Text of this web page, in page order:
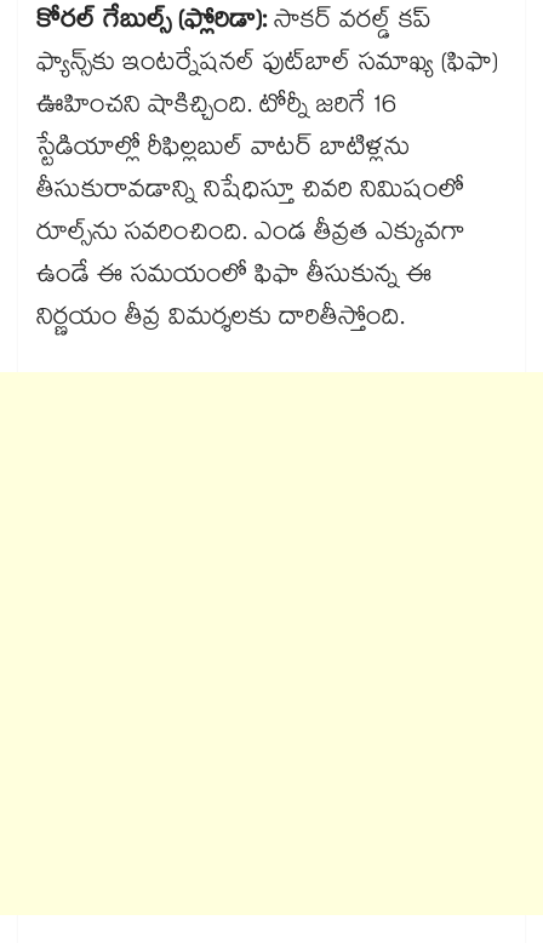
కోరల్‌‌‌‌‌‌‌‌ గేబుల్స్‌‌‌‌‌‌‌‌ (ఫ్లోరిడా):సాకర్‌‌‌‌‌‌‌‌ వరల్డ్‌‌‌‌‌‌‌‌ కప్‌‌‌‌‌‌‌‌
ఫ్యాన్స్‌‌‌‌‌‌‌‌కు ఇంటర్నేషనల్‌‌‌‌‌‌‌‌ ఫుట్‌‌‌‌‌‌‌‌బాల్‌‌‌‌‌‌‌‌ సమాఖ్య (ఫిఫా)
ఊహించని షాకిచ్చింది. టోర్నీ జరిగే 16
స్టేడియాల్లో రీఫిల్లబుల్‌‌‌‌‌‌‌‌ వాటర్‌‌‌‌‌‌‌‌ బాటిళ్లను
తీసుకురావడాన్ని నిషేధిస్తూ చివరి నిమిషంలో
రూల్స్‌‌‌‌‌‌‌‌ను సవరించింది. ఎండ తీవ్రత ఎక్కువగా
ఉండే ఈ సమయంలో ఫిఫా తీసుకున్న ఈ
నిర్ణయం తీవ్ర విమర్శలకు దారితీస్తోంది.